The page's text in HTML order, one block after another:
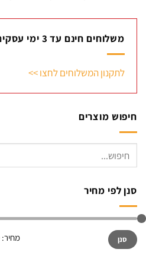
משלוחים חינם עד 3 ימי עסקים
לתקנון המשלוחים לחצו >>
חיפוש מוצרים
סנן לפי מחיר
מחיר
מינימלי
מחיר
מקסימלי
סנן מחיר: